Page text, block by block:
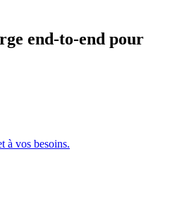
end-to-end pour
à vos besoins.